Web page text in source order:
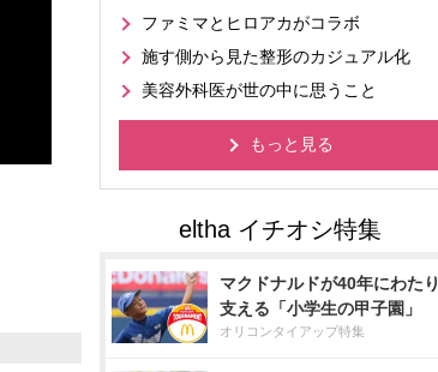
ファミマとヒロアカがコラボ
施す側から見た整形のカジュアル化
美容外科医が世の中に思うこと
もっと見る
マクドナルドが40年にわたり
支える「小学生の甲子園」
オリコンタイアップ特集